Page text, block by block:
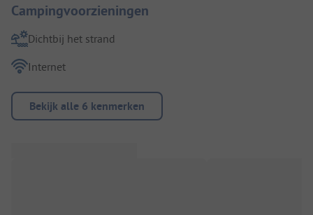
Campingvoorzieningen
Dichtbij het strand
Internet
Bekijk alle 6 kenmerken